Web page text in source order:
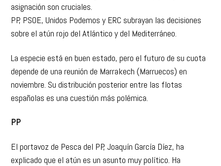
asignación son cruciales.
PP, PSOE, Unidos Podemos y ERC subrayan las decisiones
sobre el atún rojo del Atlántico y del Mediterráneo.
La especie está en buen estado, pero el futuro de su cuota
depende de una reunión de Marrakech (Marruecos) en
noviembre. Su distribución posterior entre las flotas
españolas es una cuestión más polémica.
PP
El portavoz de Pesca del PP, Joaquín García Díez, ha
explicado que el atún es un asunto muy político. Ha